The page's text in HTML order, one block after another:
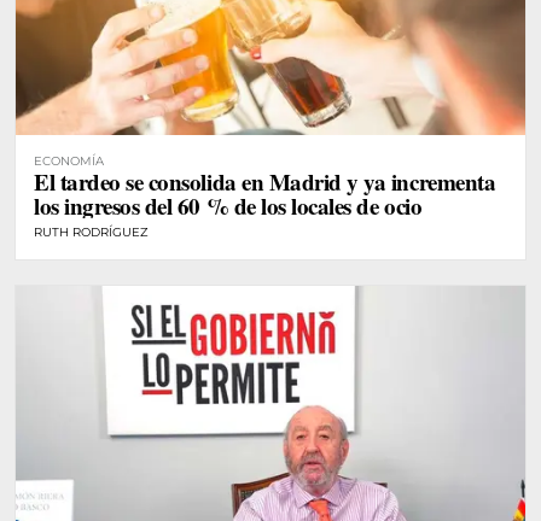
ECONOMÍA
El tardeo se consolida en Madrid y ya incrementa
los ingresos del 60 % de los locales de ocio
RUTH RODRÍGUEZ